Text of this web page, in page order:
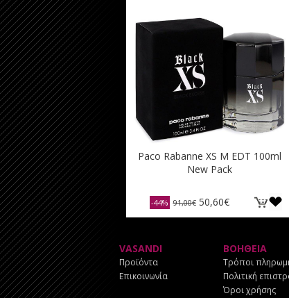
Paco Rabanne XS M EDT 100ml
New Pack
-44% 91,00€ 50,60€
VASANDI
Προϊόντα
Επικοινωνία
ΒΟΗΘΕΙΑ
Τρόποι
Πολιτική
Όροι χρήσης